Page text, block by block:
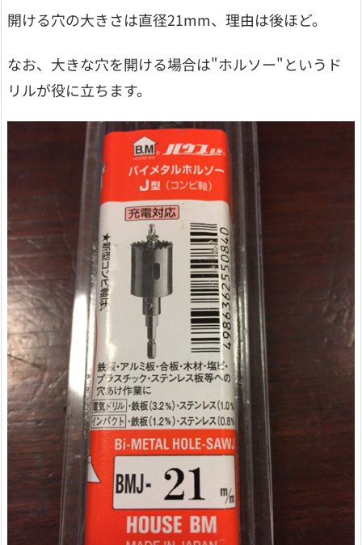
開ける穴の大きさは直径21mm、理由は後ほど。
なお、大きな穴を開ける場合は"ホルソー"というド
リルが役に立ちます。